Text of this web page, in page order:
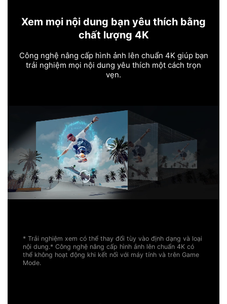
Xem mọi nội dung bạn yêu thích bằng
chất lượng 4K
Công nghệ nâng cấp hình ảnh lên chuẩn 4K giúp bạn
trải nghiệm mọi nội dung yêu thích một cách trọn
vẹn.
* Trải nghiệm xem có thể thay đổi tùy vào định dạng và loại
nội dung.* Công nghệ nâng cấp hình ảnh lên chuẩn 4K có
thể không hoạt động khi kết nối với máy tính và trên Game
Mode.